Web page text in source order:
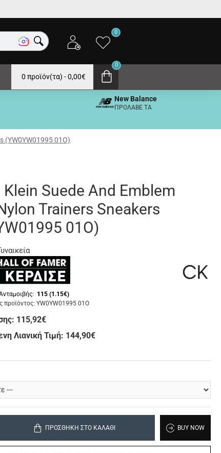
0
0 προϊόν(τα) - 0,00€
0
(YW0YW01995 01O)
New Balance
ΠΡΟΛΑΒΕ ΤΑ
Klein Suede And Emblem
Trainers Sneakers
01O)
115 (1.15€)
προϊόντος: YW0YW01995 01O
115,92€
Λιανική Τιμή: 144,90€
ΠΡΟΣΘΉΚΗ ΣΤΟ ΚΑΛΆΘΙ BUY NOW